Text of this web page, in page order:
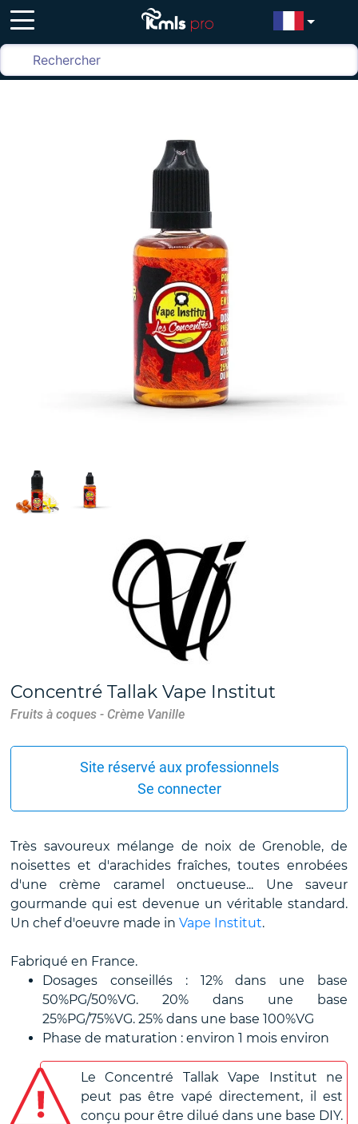
Concentré Tallak Vape Institut
Fruits à coques - Crème Vanille
Site réservé aux professionnels
Se connecter
Très savoureux mélange de noix de Grenoble, de
noisettes et d'arachides fraîches, toutes enrobées
d'une crème caramel onctueuse... Une saveur
gourmande qui est devenue un véritable standard.
Un chef d'oeuvre made in Vape Institut.
Fabriqué en France.
Dosages conseillés : 12% dans une base
50%PG/50%VG. 20% dans une base
25%PG/75%VG. 25% dans une base 100%VG
Phase de maturation : environ 1 mois environ
Le Concentré Tallak Vape Institut ne
peut pas être vapé directement, il est
conçu pour être dilué dans une base DIY.